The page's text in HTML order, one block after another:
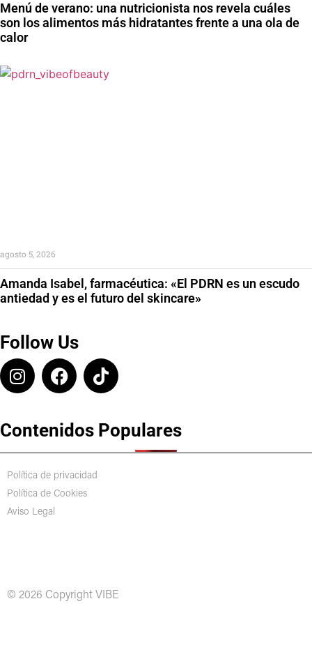
Menú de verano: una nutricionista nos revela cuáles
son los alimentos más hidratantes frente a una ola de
calor
Amanda Isabel, farmacéutica: «El PDRN es un escudo
antiedad y es el futuro del skincare»
agosto 5, 2026
Follow Us
Contenidos Populares
Política de privacidad
Política de Cookies
Aviso Legal
© 2026 Copyright VIBE